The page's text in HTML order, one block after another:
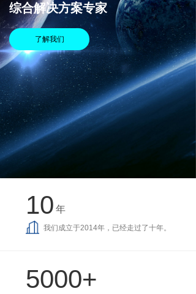
综合解决方案专家
了解我们
10 年
我们成立于2014年，已经走过了十年。
5000+